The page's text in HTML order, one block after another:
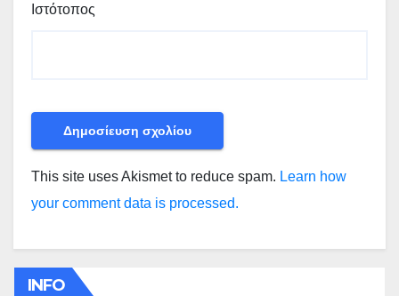
Ιστότοπος
This site uses Akismet to reduce spam. Learn how
your comment data is processed.
INFO